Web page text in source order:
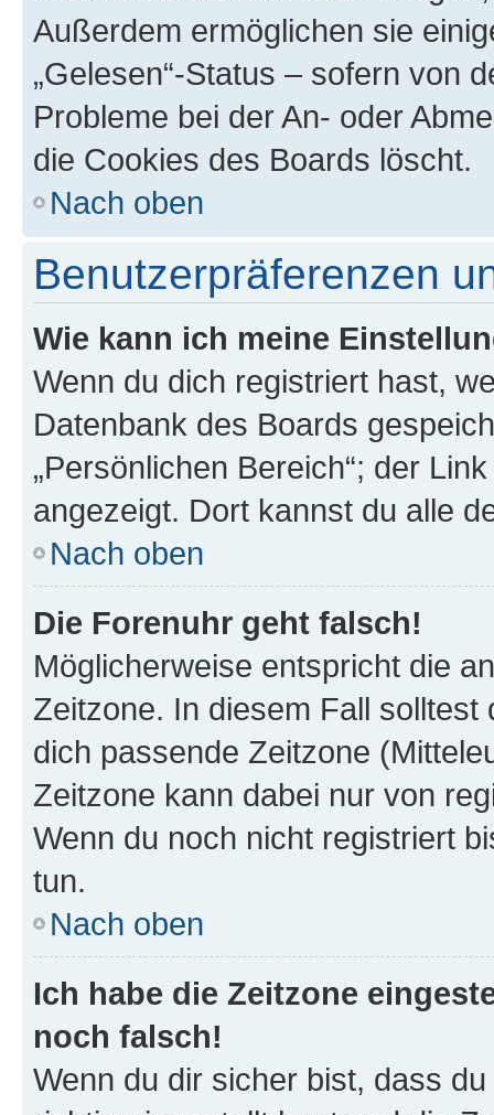
Außerdem ermöglichen sie
„Gelesen“-Status – sofern von
Probleme bei der An- oder
die Cookies des Boards löscht.
Nach oben
Benutzerpräferenzen
Wie kann ich meine
Wenn du dich registriert hast,
Datenbank des Boards
„Persönlichen Bereich“; der
angezeigt. Dort kannst du alle
Nach oben
Die Forenuhr geht falsch!
Möglicherweise entspricht die
Zeitzone. In diesem Fall solltest
dich passende Zeitzone
Zeitzone kann dabei nur von
Wenn du noch nicht registriert
tun.
Nach oben
Ich habe die Zeitzone
noch falsch!
Wenn du dir sicher bist, dass